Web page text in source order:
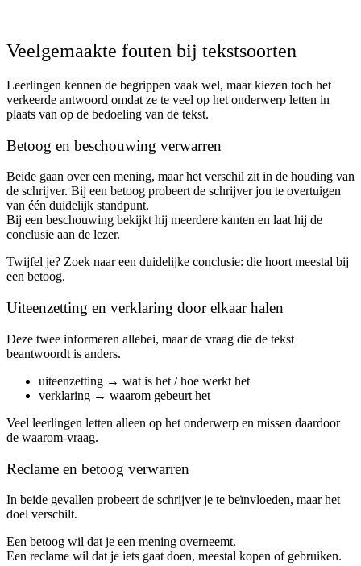
Veelgemaakte fouten bij tekstsoorten
Leerlingen kennen de begrippen vaak wel, maar kiezen toch het
verkeerde antwoord omdat ze te veel op het onderwerp letten in
plaats van op de bedoeling van de tekst.
Betoog en beschouwing verwarren
Beide gaan over een mening, maar het verschil zit in de houding van
de schrijver. Bij een betoog probeert de schrijver jou te overtuigen
van één duidelijk standpunt.
Bij een beschouwing bekijkt hij meerdere kanten en laat hij de
conclusie aan de lezer.
Twijfel je? Zoek naar een duidelijke conclusie: die hoort meestal bij
een betoog.
Uiteenzetting en verklaring door elkaar halen
Deze twee informeren allebei, maar de vraag die de tekst
beantwoordt is anders.
uiteenzetting → wat is het / hoe werkt het
verklaring → waarom gebeurt het
Veel leerlingen letten alleen op het onderwerp en missen daardoor
de waarom-vraag.
Reclame en betoog verwarren
In beide gevallen probeert de schrijver je te beïnvloeden, maar het
doel verschilt.
Een betoog wil dat je een mening overneemt.
Een reclame wil dat je iets gaat doen, meestal kopen of gebruiken.